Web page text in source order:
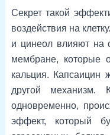
Секрет такой
воздействия на
и цинеол влияют на
мембране, которые
кальция. Капсаицин
другой механизм.
одновременно,
эффект, который